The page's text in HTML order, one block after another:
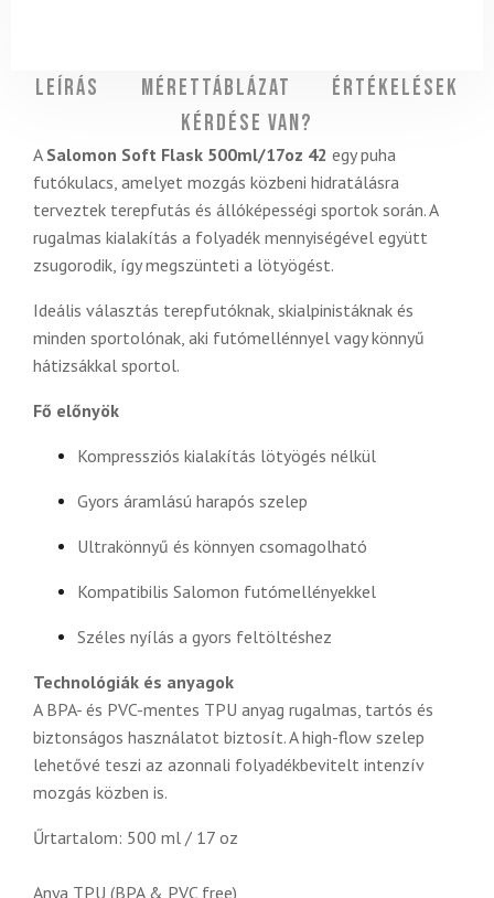
Leírás Mérettáblázat
Értékelések
Kérdése van?
A Salomon Soft Flask 500ml/17oz 42 egy puha
futókulacs, amelyet mozgás közbeni hidratálásra
terveztek terepfutás és állóképességi sportok során. A
rugalmas kialakítás a folyadék mennyiségével együtt
zsugorodik, így megszünteti a lötyögést.
Ideális választás terepfutóknak, skialpinistáknak és
minden sportolónak, aki futómellénnyel vagy könnyű
hátizsákkal sportol.
Fő előnyök
Kompressziós kialakítás lötyögés nélkül
Gyors áramlású harapós szelep
Ultrakönnyű és könnyen csomagolható
Kompatibilis Salomon futómellényekkel
Széles nyílás a gyors feltöltéshez
Technológiák és anyagok
A BPA- és PVC-mentes TPU anyag rugalmas, tartós és
biztonságos használatot biztosít. A high-flow szelep
lehetővé teszi az azonnali folyadékbevitelt intenzív
mozgás közben is.
Űrtartalom: 500 ml / 17 oz
Anya TPU (BPA & PVC free)